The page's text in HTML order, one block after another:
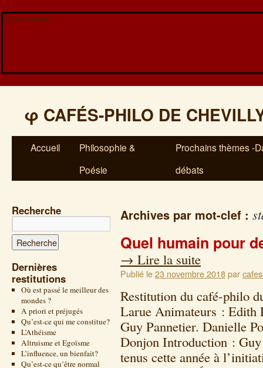
Veuillez patienter...
φ CAFÉS-PHILO DE
Accueil
Philosophie &
Poésie
Prochains thèmes -
débats
Recherche
Dernières
restitutions
Où est passé le meilleur des
mondes ?
A priori et préjugés
Qu’est-ce qui me constitue?
L’Athéisme
Altruisme et Egoïsme
L’influence, un bienfait?
Qu’est-ce qu’être normal
Archives par mot-clef :
Quel humain pour
→ Lire la suite
Publié le23 novembre 2018par
Restitution du café-philo
Larue Animateurs : Edith
Guy Pannetier. Danielle
Donjon Introduction :
tenus cette année à